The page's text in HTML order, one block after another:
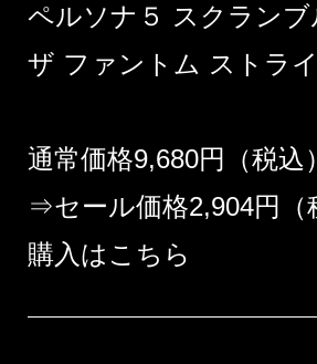
ペルソナ５ スクランブ
ザ ファントム ストラ
通常価格9,680円（税込）
⇒セール価格2,904円（
購入はこちら